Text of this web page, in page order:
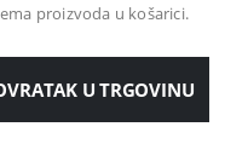
proizvoda u košarici.
U TRGOVINU